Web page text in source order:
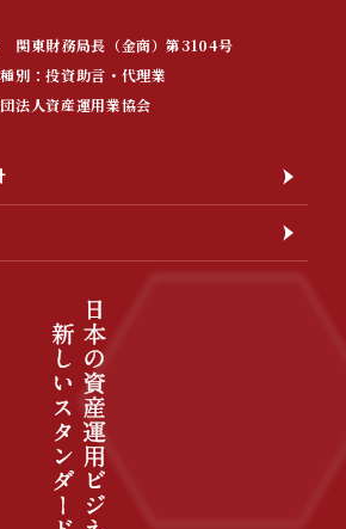
東財務局長（金商）第3104号
：投資助言・代理業
人資産運用業協会